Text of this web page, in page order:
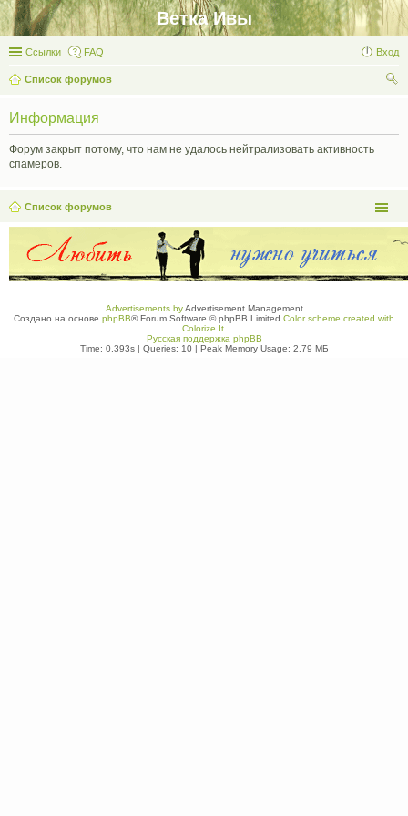
Ветка Ивы
Ссылки FAQ Вход
Список форумов
Информация
Форум закрыт потому, что нам не удалось нейтрализовать активность
спамеров.
Список форумов
Advertisements byAdvertisement Management
Создано на основе phpBB® Forum Software © phpBB Limited Color scheme created with
Colorize It.
Русская поддержка phpBB
Time: 0.393s| Queries: 10| Peak Memory Usage: 2.79 МБ